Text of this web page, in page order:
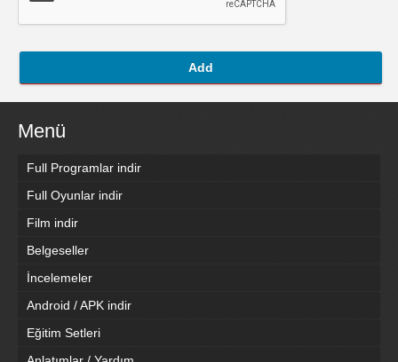
Add
Menü
Full Programlar indir
Full Oyunlar indir
Film indir
Belgeseller
İncelemeler
Android / APK indir
Eğitim Setleri